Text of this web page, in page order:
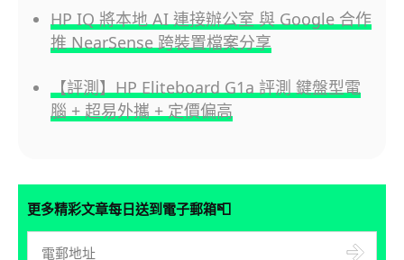
HP IQ 將本地 AI 連接辦公室 與 Google 合作
推 NearSense 跨裝置檔案分享
【評測】HP Eliteboard G1a 評測 鍵盤型電
腦 + 超易外攜 + 定價偏高
更多精彩文章每日送到電子郵箱📮